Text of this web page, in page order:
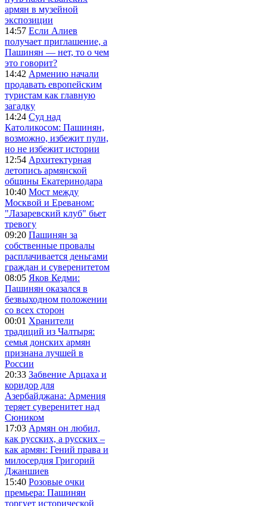
армян в музейной
экспозиции
14:57 Если Алиев
получает приглашение, а
Пашинян — нет, то о чем
это говорит?
14:42 Армению начали
продавать европейским
туристам как главную
загадку
14:24 Суд над
Католикосом: Пашинян,
возможно, избежит пули,
но не избежит истории
12:54 Архитектурная
летопись армянской
общины Екатеринодара
10:40 Мост между
Москвой и Ереваном:
"Лазаревский клуб" бьет
тревогу
09:20 Пашинян за
собственные провалы
расплачивается деньгами
граждан и суверенитетом
08:05 Яков Кедми:
Пашинян оказался в
безвыходном положении
со всех сторон
00:01 Хранители
традиций из Чалтыря:
семья донских армян
признана лучшей в
России
20:33 Забвение Арцаха и
коридор для
Азербайджана: Армения
теряет суверенитет над
Сюником
17:03 Армян он любил,
как русских, а русских –
как армян: Гений права и
милосердия Григорий
Джаншиев
15:40 Розовые очки
премьера: Пашинян
торгует исторической